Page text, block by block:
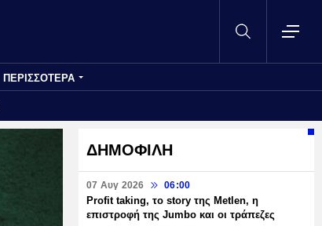
ΠΕΡΙΣΣΟΤΕΡΑ
ΔΗΜΟΦΙΛΗ
07 Αυγ 2026 06:00
Profit taking, το story της Metlen, η
επιστροφή της Jumbo και οι τράπεζες